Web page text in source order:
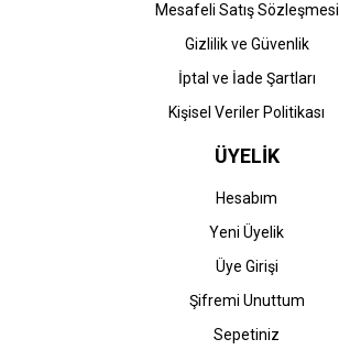
Mesafeli Satış Sözleşmesi
Gizlilik ve Güvenlik
İptal ve İade Şartları
Kişisel Veriler Politikası
ÜYELİK
Hesabım
Yeni Üyelik
Üye Girişi
Şifremi Unuttum
Sepetiniz